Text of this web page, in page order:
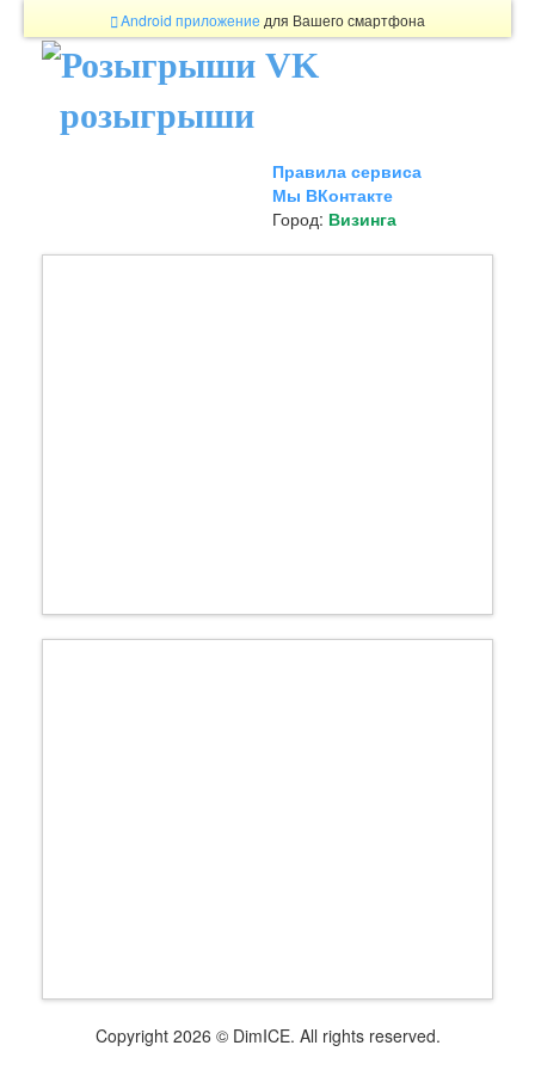
Android приложение для Вашего смартфона
розыгрыши
Правила сервиса
Мы ВКонтакте
Город: Визинга
Copyright 2026 © DimICE. All rights reserved.